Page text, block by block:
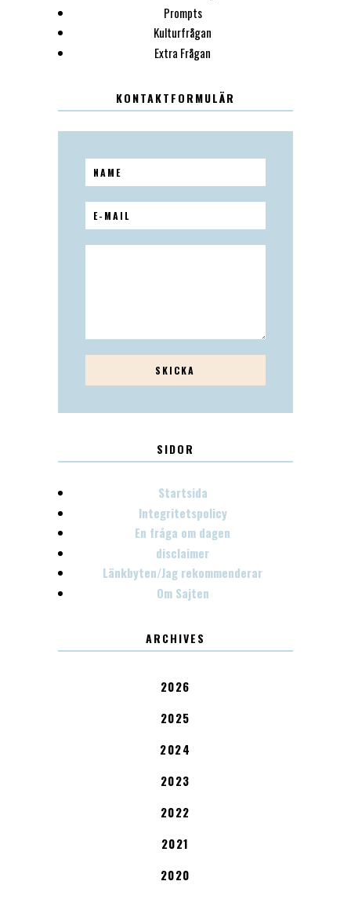
Prompts
Kulturfrågan
Extra Frågan
KONTAKTFORMULÄR
SIDOR
Startsida
Integritetspolicy
En fråga om dagen
disclaimer
Länkbyten/Jag rekommenderar
Om Sajten
ARCHIVES
2026
2025
2024
2023
2022
2021
2020